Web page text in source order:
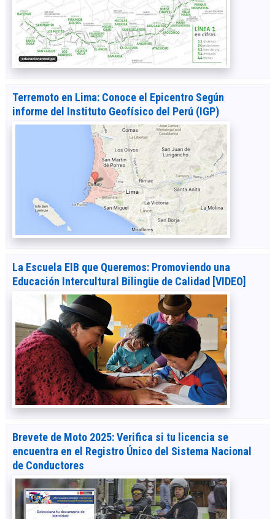
Terremoto en Lima: Conoce el Epicentro Según
informe del Instituto Geofísico del Perú (IGP)
La Escuela EIB que Queremos: Promoviendo una
Educación Intercultural Bilingüe de Calidad [VIDEO]
Brevete de Moto 2025: Verifica si tu licencia se
encuentra en el Registro Único del Sistema Nacional
de Conductores